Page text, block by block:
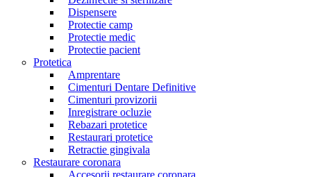
Dispensere
Protectie camp
Protectie medic
Protectie pacient
Protetica
Amprentare
Cimenturi Dentare Definitive
Cimenturi provizorii
Inregistrare ocluzie
Rebazari protetice
Restaurari protetice
Retractie gingivala
Restaurare coronara